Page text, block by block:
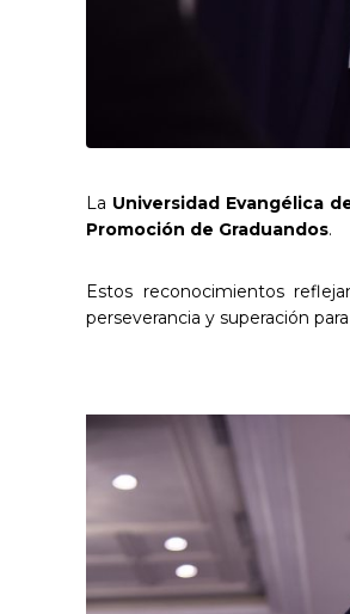
La Universidad Evangélica
Promoción de Graduandos.
Estos reconocimientos
perseverancia y superación